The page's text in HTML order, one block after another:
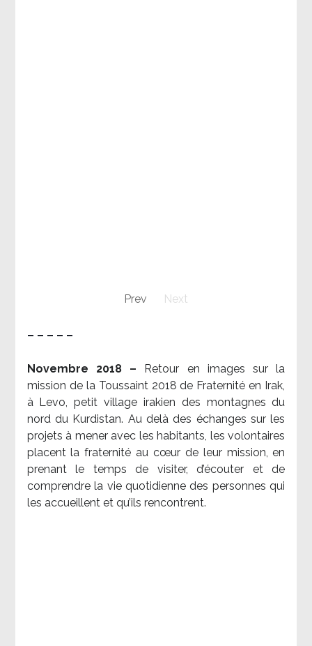
Prev Next
– – – – –
Novembre 2018 –
Retour en images sur la
mission de la Toussaint 2018 de Fraternité en Irak,
à Levo, petit village irakien des montagnes du
nord du Kurdistan. Au delà des échanges sur les
projets à mener avec les habitants, les volontaires
placent la fraternité au cœur de leur mission, en
prenant le temps de visiter, d’écouter et de
comprendre la vie quotidienne des personnes qui
les accueillent et qu’ils rencontrent.